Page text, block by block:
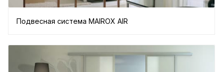
Подвесная система MAIROX AIR